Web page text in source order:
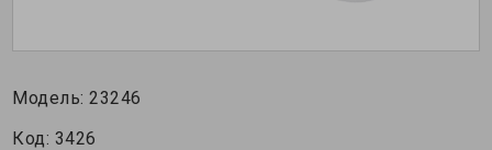
Модель:23246
Код: 3426